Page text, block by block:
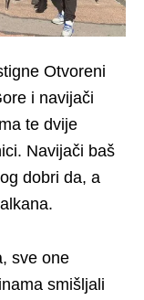
Otvoreni
i navijači
te dvije
Navijači baš
dobri da, a
sve one
smišljali